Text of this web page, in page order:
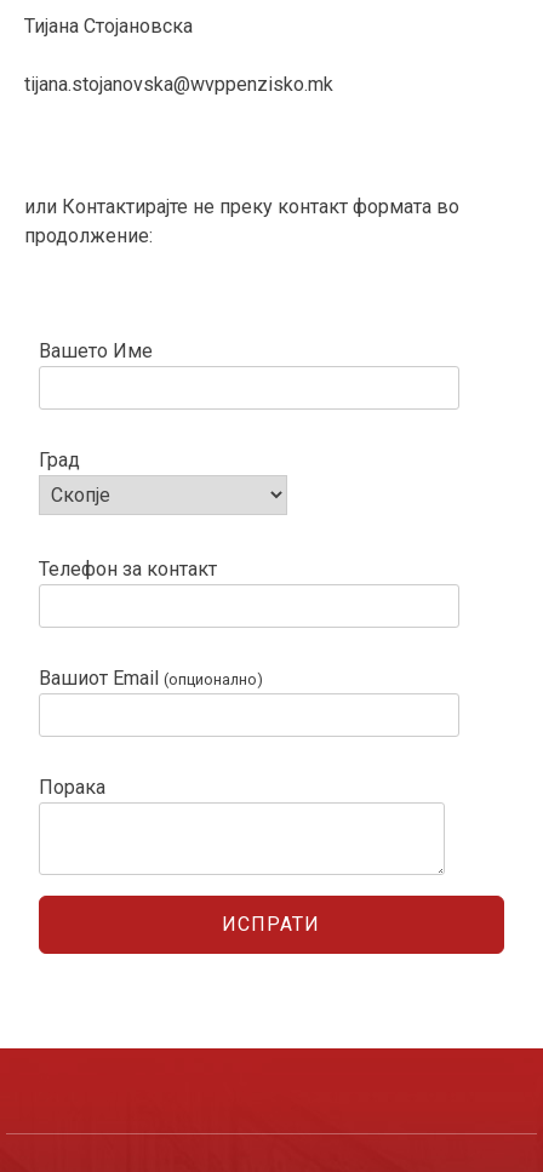
Тијана Стојановска
tijana.stojanovska@wvppenzisko.mk
или Контактирајте не преку контакт формата во
продолжение:
Вашето Име
Град
Телефон за контакт
Вашиот Email(опционално)
Порака